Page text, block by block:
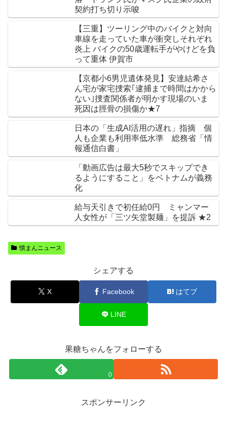
契約打ち切り示唆
【三重】ツーリング中のバイクと対向
車線を走っていた車が衝突しそれぞれ
炎上 バイクの50歳運転手がやけどを負
って重体 伊賀市
【京都小6男児遺体発見】安達結希さ
ん宅が家宅捜索｢逮捕まで時間はかから
ない｣捜査関係者が明かす現場のいま
死因は脛骨の損傷か★7
日本の「生成AI活用の遅れ」指摘 個
人も企業も利用率低水準 総務省「情
報通信白書」
「動画広告は最大5秒でスキップでき
るようにすること」をベトナムが義務
化
給与天引きで初任給0円 ミャンマー
人女性が「三ツ矢堂製麺」を提訴 ★2
憤まんニュース
シェアする
X Facebook はてブ
LINE
果糖ちゃんをフォローする
0
スポンサーリンク